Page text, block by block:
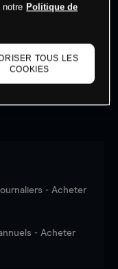
vous pour voir les
- Acheter
- Acheter
notre Politique de
TOUS LES
COOKIES